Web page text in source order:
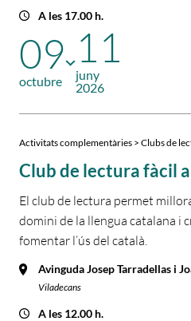
A les 17.00 h.
09
octubre
11
juny
2026
Activitats complementàries > Clubs de
Club de lectura fàcil
El club de lectura permet
domini de la llengua catalana i
fomentar l’ús del català.
Avinguda Josep Tarradellas i
Viladecans
A les 12.00 h.